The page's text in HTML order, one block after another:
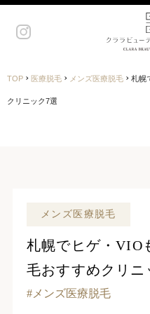
TOP › 医療脱毛 › メンズ医療脱毛 › 札幌
クリニック7選
メンズ医療脱毛
札幌でヒゲ・VIO
毛おすすめクリニ
メンズ医療脱毛